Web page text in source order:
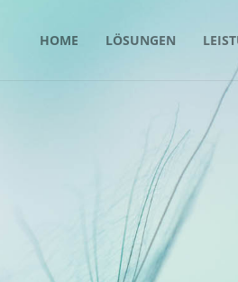
HOME LÖSUNGEN